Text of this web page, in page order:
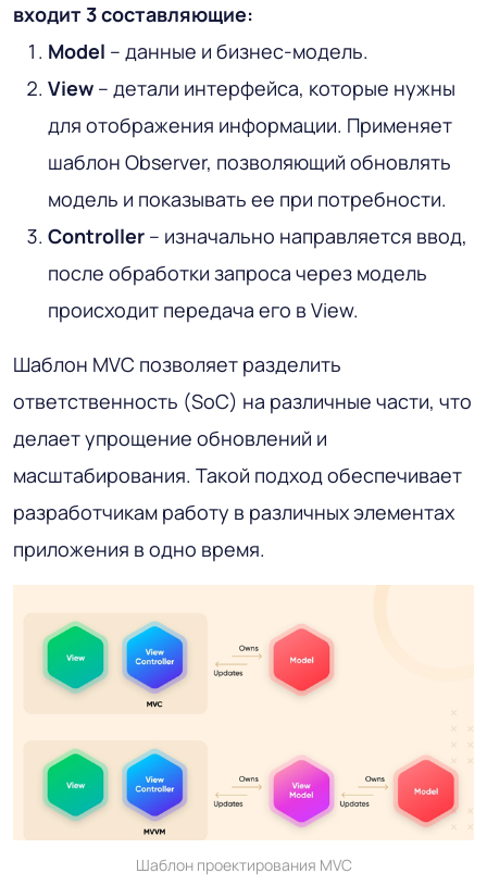
входит 3 составляющие:
Model – данные и бизнес-модель.
View – детали интерфейса, которые нужны
для отображения информации. Применяет
шаблон Observer, позволяющий обновлять
модель и показывать ее при потребности.
Controller – изначально направляется ввод,
после обработки запроса через модель
происходит передача его в View.
Шаблон MVC позволяет разделить
ответственность (SoC) на различные части, что
делает упрощение обновлений и
масштабирования. Такой подход обеспечивает
разработчикам работу в различных элементах
приложения в одно время.
Шаблон проектирования MVC